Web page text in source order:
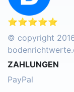
⭐⭐⭐⭐⭐
© copyright
ZAHLUNGEN
PayPal